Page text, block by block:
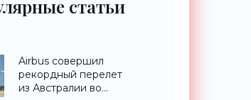
статьи
Airbus совершил
рекордный перелет
из Австралии во